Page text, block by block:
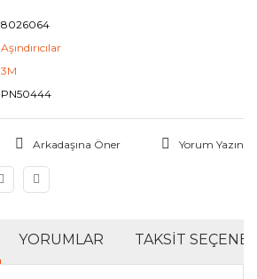
8026064
Aşındırıcılar
3M
PN50444
Arkadaşına Öner Yorum Yazın
YORUMLAR TAKSIT